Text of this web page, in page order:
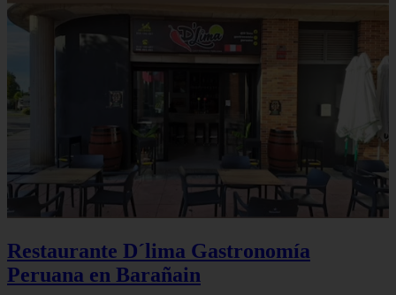
Restaurante D´lima Gastronomía
Peruana en Barañain